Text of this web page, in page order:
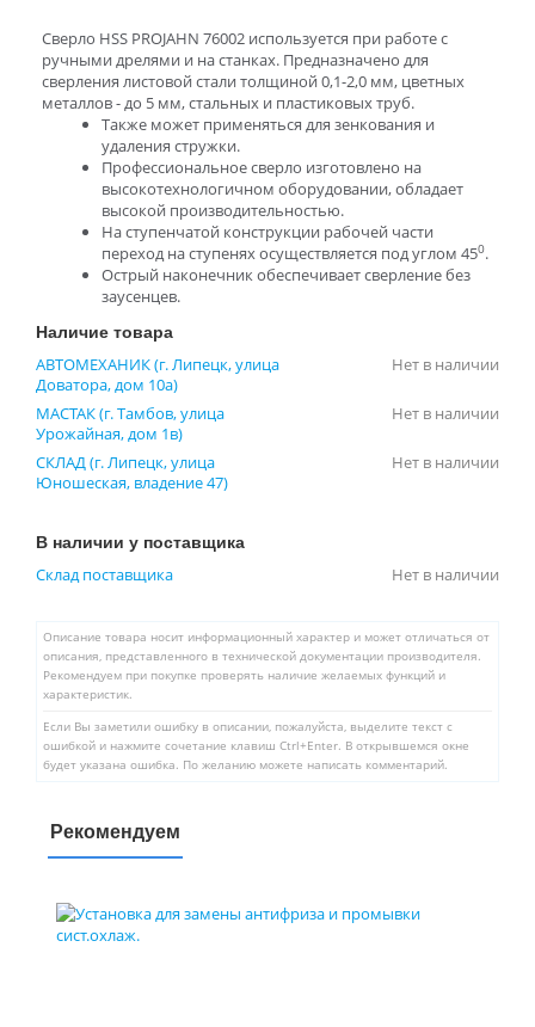
Сверло HSS PROJAHN 76002 используется при работе с
ручными дрелями и на станках. Предназначено для
сверления листовой стали толщиной 0,1-2,0 мм, цветных
металлов - до 5 мм, стальных и пластиковых труб.
Также может применяться для зенкования и
удаления стружки.
Профессиональное сверло изготовлено на
высокотехнологичном оборудовании, обладает
высокой производительностью.
На ступенчатой конструкции рабочей части
переход на ступенях осуществляется под углом 450.
Острый наконечник обеспечивает сверление без
заусенцев.
Наличие товара
АВТОМЕХАНИК (г. Липецк, улица
Доватора, дом 10а)
Нет в наличии
МАСТАК (г. Тамбов, улица
Урожайная, дом 1в)
Нет в наличии
СКЛАД (г. Липецк, улица
Юношеская, владение 47)
Нет в наличии
В наличии у поставщика
Склад поставщика Нет в наличии
Описание товара носит информационный характер и может отличаться от
описания, представленного в технической документации производителя.
Рекомендуем при покупке проверять наличие желаемых функций и
характеристик.
Если Вы заметили ошибку в описании, пожалуйста, выделите текст с
ошибкой и нажмите сочетание клавиш Ctrl+Enter. В открывшемся окне
будет указана ошибка. По желанию можете написать комментарий.
Рекомендуем